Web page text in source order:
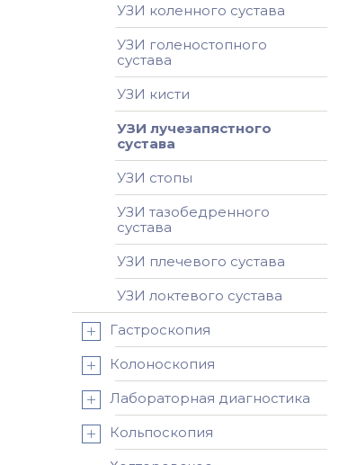
УЗИ коленного сустава
УЗИ голеностопного
сустава
УЗИ кисти
УЗИ лучезапястного
сустава
УЗИ стопы
УЗИ тазобедренного
сустава
УЗИ плечевого сустава
УЗИ локтевого сустава
Гастроскопия
Колоноскопия
Лабораторная диагностика
Кольпоскопия